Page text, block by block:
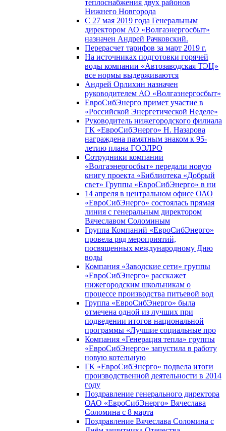
теплоснабжения двух районов
Нижнего Новгорода
С 27 мая 2019 года Генеральным
директором АО «Волгаэнергосбыт»
назначен Андрей Рачковский.
Перерасчет тарифов за март 2019 г.
На источниках подготовки горячей
воды компании «Автозаводская ТЭЦ»
все нормы выдерживаются
Андрей Орлихин назначен
руководителем АО «Волгаэнергосбыт»
ЕвроСибЭнерго примет участие в
«Российской Энергетической Неделе»
Руководитель нижегородского филиала
ГК «ЕвроСибЭнерго» Н. Назарова
награждена памятным знаком к 95-
летию плана ГОЭЛРО
Сотрудники компании
«Волгаэнергосбыт» передали новую
книгу проекта «Библиотека «Добрый
свет» Группы «ЕвроСибЭнерго» в ни
14 апреля в центральном офисе ОАО
«ЕвроСибЭнерго» состоялась прямая
линия с генеральным директором
Вячеславом Соломиным
Группа Компаний «ЕвроСибЭнерго»
провела ряд мероприятий,
посвященных международному Дню
воды
Компания «Заводские сети» группы
«ЕвроСибЭнерго» расскажет
нижегородским школьникам о
процессе производства питьевой вод
Группа «ЕвроСибЭнерго» была
отмечена одной из лучших при
подведении итогов национальной
программы «Лучшие социальные про
Компания «Генерация тепла» группы
«ЕвроСибЭнерго» запустила в работу
новую котельную
ГК «ЕвроСибЭнерго» подвела итоги
производственной деятельности в 2014
году
Поздравление генерального директора
ОАО «ЕвроСибЭнерго» Вячеслава
Соломина с 8 марта
Поздравление Вячеслава Соломина с